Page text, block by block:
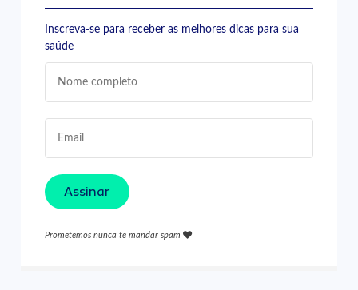
Inscreva-se para receber as melhores dicas para sua
saúde
Assinar
Prometemos nunca te mandar spam